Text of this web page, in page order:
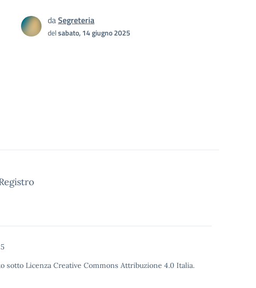
daSegreteria
delsabato, 14 giugno 2025
sotto Licenza Creative Commons Attribuzione 4.0 Italia.